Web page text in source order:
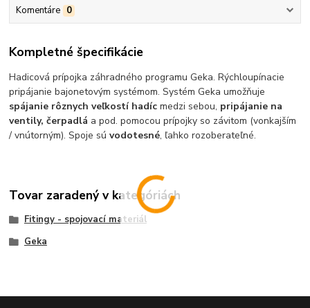
Komentáre 0
Kompletné špecifikácie
Hadicová prípojka záhradného programu Geka. Rýchloupínacie
pripájanie bajonetovým systémom. Systém Geka umožňuje
spájanie rôznych veľkostí hadíc medzi sebou, pripájanie na
ventily, čerpadlá a pod. pomocou prípojky so závitom (vonkajším
/ vnútorným). Spoje súvodotesné, ľahko rozoberateľné.
Tovar zaradený v kategóriách
Fitingy - spojovací materiál
Geka